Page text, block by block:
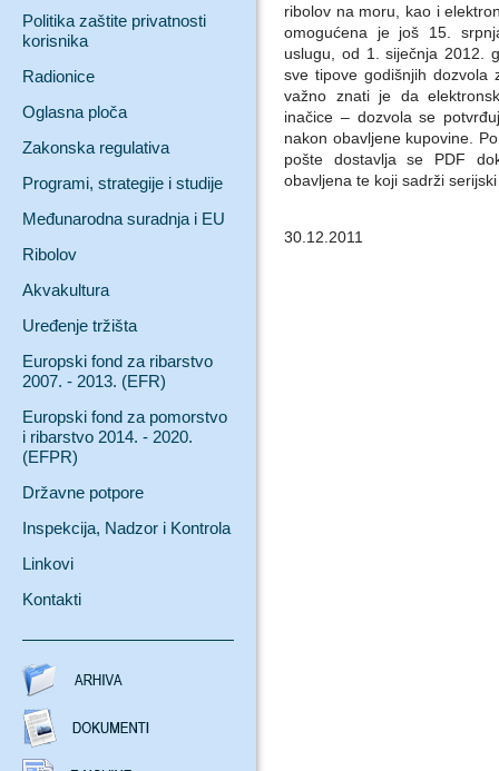
Politika zaštite privatnosti
korisnika
Radionice
Oglasna ploča
Zakonska regulativa
Programi, strategije i studije
Međunarodna suradnja i EU
Ribolov
Akvakultura
Uređenje tržišta
Europski fond za ribarstvo
2007. - 2013. (EFR)
Europski fond za pomorstvo
i ribarstvo 2014. - 2020.
(EFPR)
Državne potpore
Inspekcija, Nadzor i Kontrola
Linkovi
Kontakti
ribolov na moru, kao i
omogućena je još 15.
uslugu, od 1. siječnja 2012.
sve tipove godišnjih
važno znati je da
inačice – dozvola se
nakon obavljene kupovine.
pošte dostavlja se PDF
obavljena te koji sadrži
30.12.2011